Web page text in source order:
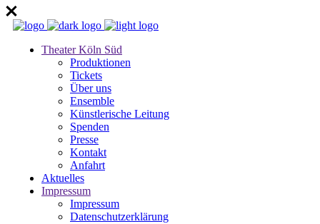
Theater Köln Süd
Produktionen
Tickets
Über uns
Ensemble
Künstlerische Leitung
Spenden
Presse
Kontakt
Anfahrt
Aktuelles
Impressum
Impressum
Datenschutzerklärung